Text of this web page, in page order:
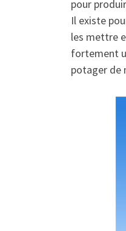
pour
Il existe
les mettre
fortement
potager de